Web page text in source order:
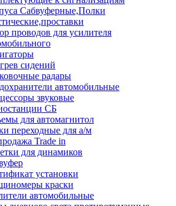
Сабвуферные,Полки
проводов для усилителя
сидений
радары
автомобильные
звуковые
СБ
для автомагнитол
переходные для а/м
Trade in
для динамиков
установки
краски
автомобильные